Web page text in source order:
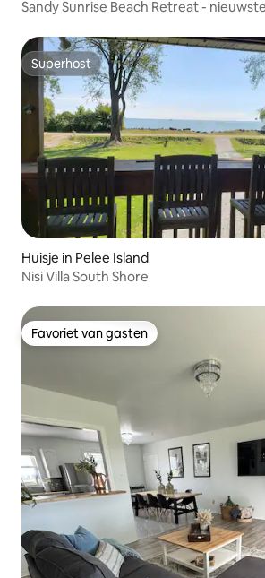
Sandy Sunrise Beach Retreat -
Superhost
Superhost
Huisje in Pelee Island
Nisi Villa South Shore
Favoriet van gasten
Favoriet van gasten